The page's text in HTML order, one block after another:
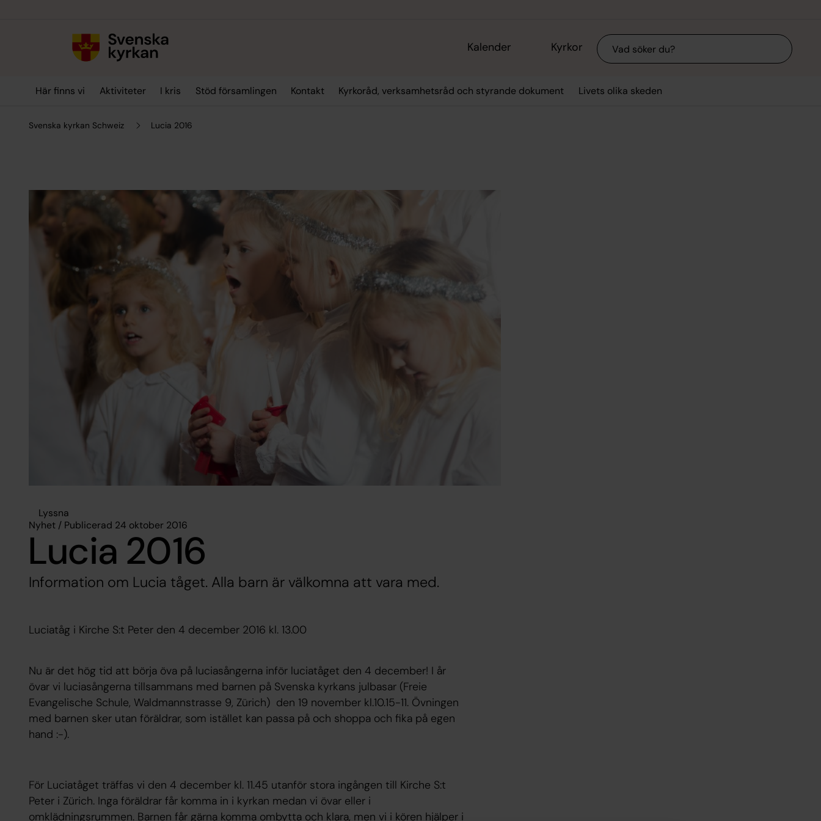
Kalender Kyrkor Sök
Här finns vi Aktiviteter I kris Stöd församlingen Kontakt Kyrkoråd, verksamhetsråd och styrande dokument Livets olika skeden
Svenska kyrkan Schweiz Lucia 2016
Lyssna
Nyhet / Publicerad 24 oktober 2016
Lucia 2016
Information om Lucia tåget. Alla barn är välkomna att vara med.
Luciatåg i Kirche S:t Peter den 4 december 2016 kl. 13.00
Nu är det hög tid att börja öva på luciasångerna inför luciatåget den 4 december! I år
övar vi luciasångerna tillsammans med barnen på Svenska kyrkans julbasar (Freie
Evangelische Schule, Waldmannstrasse 9, Zürich) den 19 november kl.10.15-11. Övningen
med barnen sker utan föräldrar, som istället kan passa på och shoppa och fika på egen
hand :-).
För Luciatåget träffas vi den 4 december kl. 11.45 utanför stora ingången till Kirche S:t
Peter i Zürich. Inga föräldrar får komma in i kyrkan medan vi övar eller i
omklädningsrummen. Barnen får gärna komma ombytta och klara, men vi i kören hjälper i